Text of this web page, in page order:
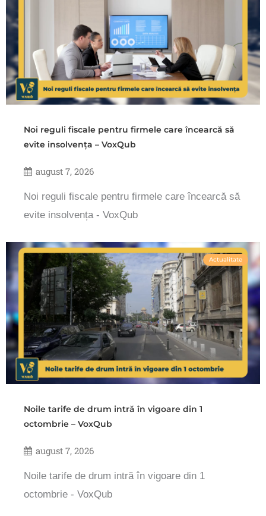
Noi reguli fiscale pentru firmele care încearcă să
evite insolvența – VoxQub
august 7, 2026
Noi reguli fiscale pentru firmele care încearcă să
evite insolvența - VoxQub
Actualitate
Noile tarife de drum intră în vigoare din 1
octombrie – VoxQub
august 7, 2026
Noile tarife de drum intră în vigoare din 1
octombrie - VoxQub